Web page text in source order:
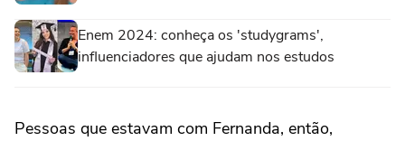
Enem 2024: conheça os 'studygrams',
influenciadores que ajudam nos estudos
Pessoas que estavam com Fernanda, então,